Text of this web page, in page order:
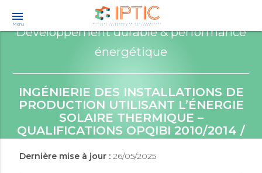
menu
Menu
Développement durable & performance
énergétique
INGÉNIERIE DES INSTALLATIONS DE
PRODUCTION UTILISANT L’ÉNERGIE
SOLAIRE THERMIQUE –
QUALIFICATIONS OPQIBI 2010/2014 /
RGE ETUDES
Dernière mise à jour :26/05/2025